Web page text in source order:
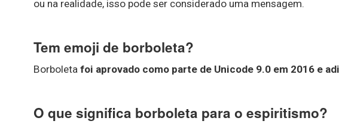
ou na realidade, isso pode ser considerado uma mensagem.
Tem emoji de borboleta?
Borboleta foi aprovado como parte de Unicode 9.0 em 2016 e
O que significa borboleta para o espiritismo?